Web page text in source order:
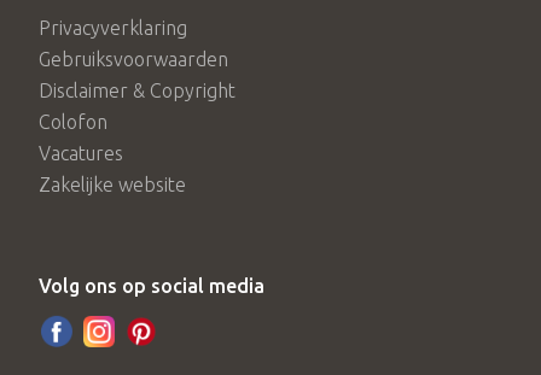
Privacyverklaring
Gebruiksvoorwaarden
Disclaimer & Copyright
Colofon
Vacatures
Zakelijke website
Volg ons op social media